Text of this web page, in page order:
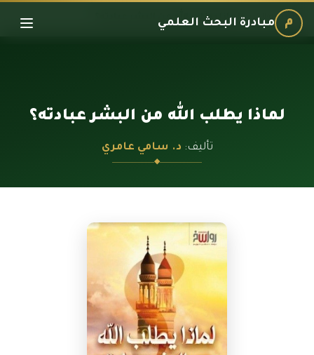
م مبادرة البحث العلميالرئيسية الكتب› لماذا يطلب الله من البشر عبادته؟
لماذا يطلب الله من البشر عبادته؟
تأليف: د. سامي عامري
◆